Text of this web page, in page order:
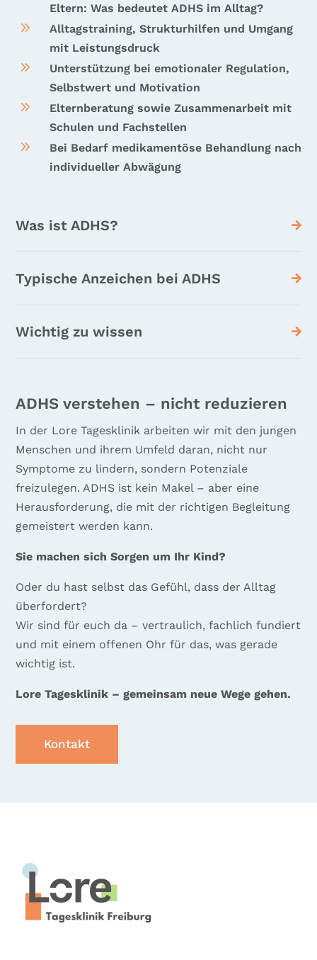
Eltern: Was bedeutet ADHS im Alltag?
9
Alltagstraining, Strukturhilfen und Umgang
mit Leistungsdruck
9
Unterstützung bei emotionaler Regulation,
Selbstwert und Motivation
9
Elternberatung sowie Zusammenarbeit mit
Schulen und Fachstellen
9
Bei Bedarf medikamentöse Behandlung nach
individueller Abwägung
Was ist ADHS?
Typische Anzeichen bei ADHS
Wichtig zu wissen
ADHS verstehen – nicht reduzieren
In der Lore Tagesklinik arbeiten wir mit den jungen
Menschen und ihrem Umfeld daran, nicht nur
Symptome zu lindern, sondern Potenziale
freizulegen. ADHS ist kein Makel – aber eine
Herausforderung, die mit der richtigen Begleitung
gemeistert werden kann.
Sie machen sich Sorgen um Ihr Kind?
Oder du hast selbst das Gefühl, dass der Alltag
überfordert?
Wir sind für euch da – vertraulich, fachlich fundiert
und mit einem offenen Ohr für das, was gerade
wichtig ist.
Lore Tagesklinik – gemeinsam neue Wege gehen.
Kontakt